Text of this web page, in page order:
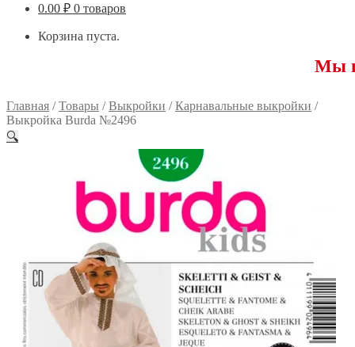
0.00 ₽ 0 товаров
Корзина пуста.
Мы
Главная /Товары /Выкройки /Карнавальные выкройки /
Выкройка Burda №2496
🔍